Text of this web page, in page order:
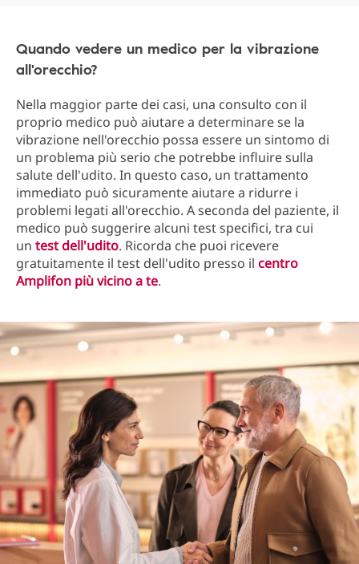
Quando vedere un medico per la vibrazione
all'orecchio?
Nella maggior parte dei casi, una consulto con il
proprio medico può aiutare a determinare se la
vibrazione nell'orecchio possa essere un sintomo di
un problema più serio che potrebbe influire sulla
salute dell'udito. In questo caso, un trattamento
immediato può sicuramente aiutare a ridurre i
problemi legati all'orecchio. A seconda del paziente, il
medico può suggerire alcuni test specifici, tra cui
un test dell'udito. Ricorda che puoi ricevere
gratuitamente il test dell'udito presso il centro
Amplifon più vicino a te.